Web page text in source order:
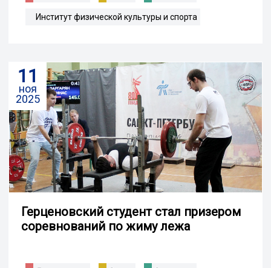
Институт физической культуры и спорта
11
ноя
2025
Герценовский студент стал призером
соревнований по жиму лежа